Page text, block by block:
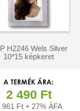
H2246 Wels Silver
10*15 képkeret
2 490 Ft
961 Ft + 27% ÁFA